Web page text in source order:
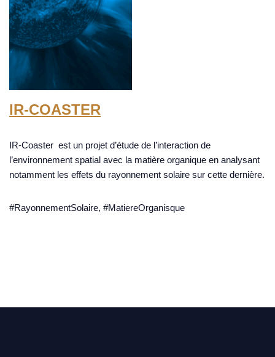
IR-COASTER
IR-Coaster est un projet d’étude de l’interaction de
l’environnement spatial avec la matière organique en analysant
notamment les effets du rayonnement solaire sur cette dernière.
#RayonnementSolaire, #MatiereOrganisque